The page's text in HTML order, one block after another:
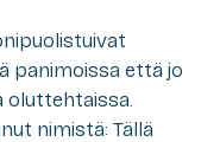
panimoissa että jo
oluttehtaissa.
nimistä: Tällä